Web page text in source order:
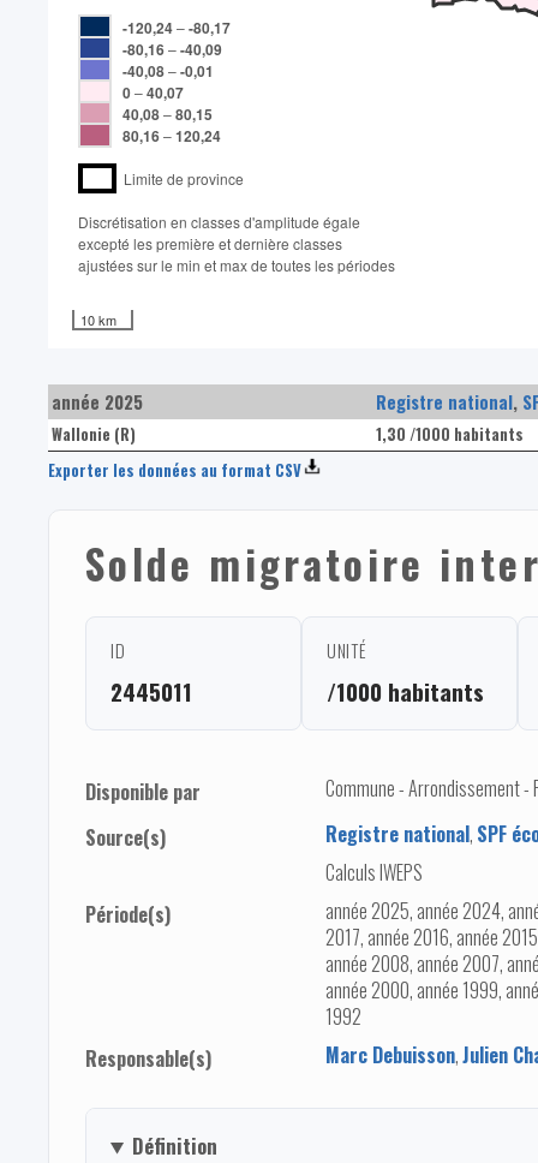
-120,24–-80,17
-80,16–-40,09
-40,08–-0,01
0–40,07
40,08–80,15
80,16–120,24
Limite de province
Discrétisation en classes d'amplitude égale​
excepté les première et dernière classes
ajustées sur le min et max de toutes les périodes
10 km
année 2025 Registre national,
Wallonie (R)
1,30 /1000 habitants
Exporter les données au format CSV
Solde migratoire
ID
2445011
UNITÉ
/1000 habitants
Disponible par
Commune - Arrondissement -
Source(s)
Registre national, SPF
Calculs IWEPS
Période(s)
année 2025, année 2024,
2017, année 2016, année
année 2008, année 2007,
année 2000, année 1999,
1992
Responsable(s)
Marc Debuisson,Julien
Définition